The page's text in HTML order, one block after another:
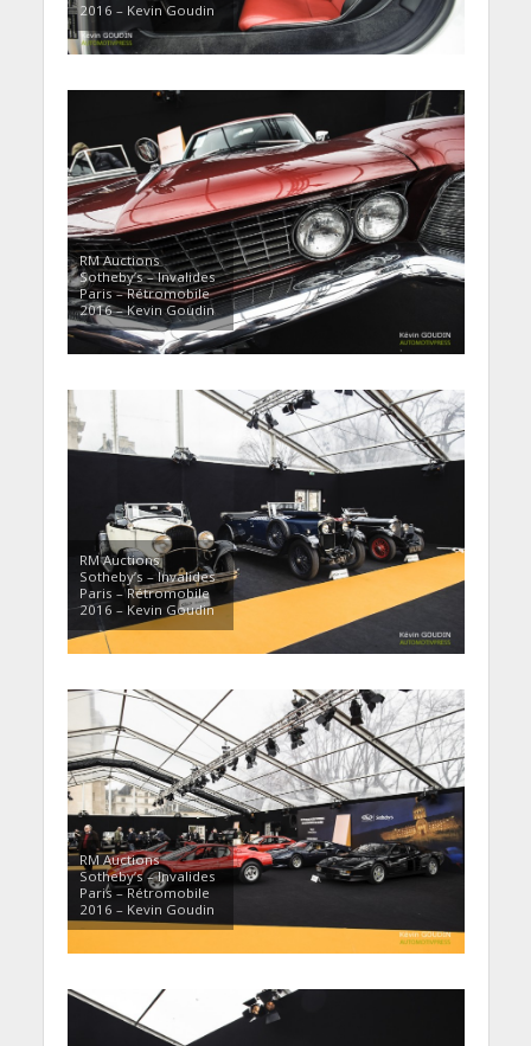
2016 – Kevin Goudin
RM Auctions
Sotheby’s – Invalides
Paris – Rétromobile
2016 – Kevin Goudin
RM Auctions
Sotheby’s – Invalides
Paris – Rétromobile
2016 – Kevin Goudin
RM Auctions
Sotheby’s – Invalides
Paris – Rétromobile
2016 – Kevin Goudin